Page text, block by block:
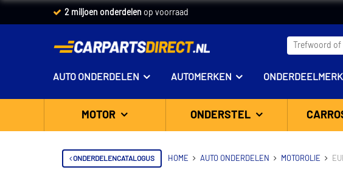
2 miljoen onderdelen op voorraad
AUTO ONDERDELEN AUTOMERKEN
MOTOR ONDERSTEL
ONDERDELENCATALOGUS HOME AUTO ONDERDELEN MOTOROLIE